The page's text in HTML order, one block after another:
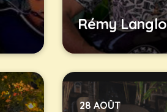
Rémy
28 AOÛT